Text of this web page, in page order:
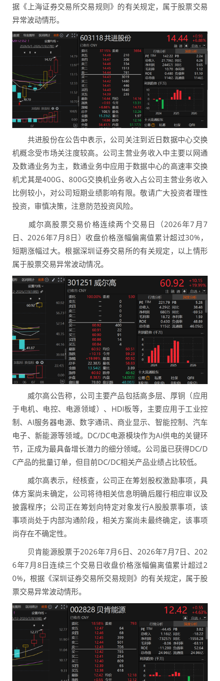
据《上海证券交易所交易规则》的有关规定，属于股票交易
异常波动情形。
共进股份在公告中表示，公司关注到近日数据中心交换
机概念受市场关注度较高。公司主营业务收入中主要以网通
及数通业务为主，数通业务中应用于数据中心的高速率交换
机尤其是400G、800G交换机业务收入占公司主营业务收入
比例较小，对公司短期业绩影响有限。敬请广大投资者理性
投资，审慎决策，注意防范投资风险。
威尔高股票交易价格连续两个交易日（2026年7月7
日、2026年7月8日）收盘价格涨幅偏离值累计超过30%，
短期涨幅过大。根据深圳证券交易所的有关规定，以上情形
属于股票交易异常波动情况。
威尔高公告称，公司主要产品包括高多层、厚铜（应用
于电机、电控、电源领域）、HDI板等，主要应用于工业控
制、AI服务器电源、数字通讯、商业显示、智能控制、汽车
电子、新能源等领域。DC/DC电源模块作为AI供电的关键环
节，正成为最具备增长潜力的细分领域。公司虽已获得DC/D
C产品的批量订单，但目前DC/DC相关产品业绩占比较低。
威尔高表示，经核查，公司正在筹划股权激励事项，具
体方案尚未确定，公司将待相关信息明确后履行相应审议及
披露程序；公司正在筹划向特定对象发行A股股票事项，该
事项尚处于内部沟通阶段，相关方案尚未最终确定，该事项
尚存在不确定性。
贝肯能源股票于2026年7月6日、2026年7月7日、202
6年7月8日连续三个交易日收盘价格涨幅偏离值累计超过2
0%，根据《深圳证券交易所交易规则》的有关规定，属于股
票交易异常波动情形。